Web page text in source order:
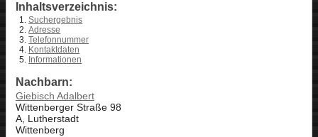
Inhaltsverzeichnis:
Suchergebnis
Adresse
Telefonnummer
Kontaktdaten
Informationen
Nachbarn:
Giebisch Adalbert
Wittenberger Straße 98
A, Lutherstadt
Wittenberg